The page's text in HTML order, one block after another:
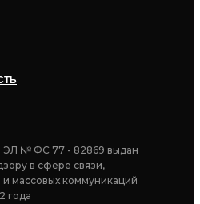
ЭЛ № ФС 77 - 82869 выдан
в сфере связи,
массовых коммуникаций
года